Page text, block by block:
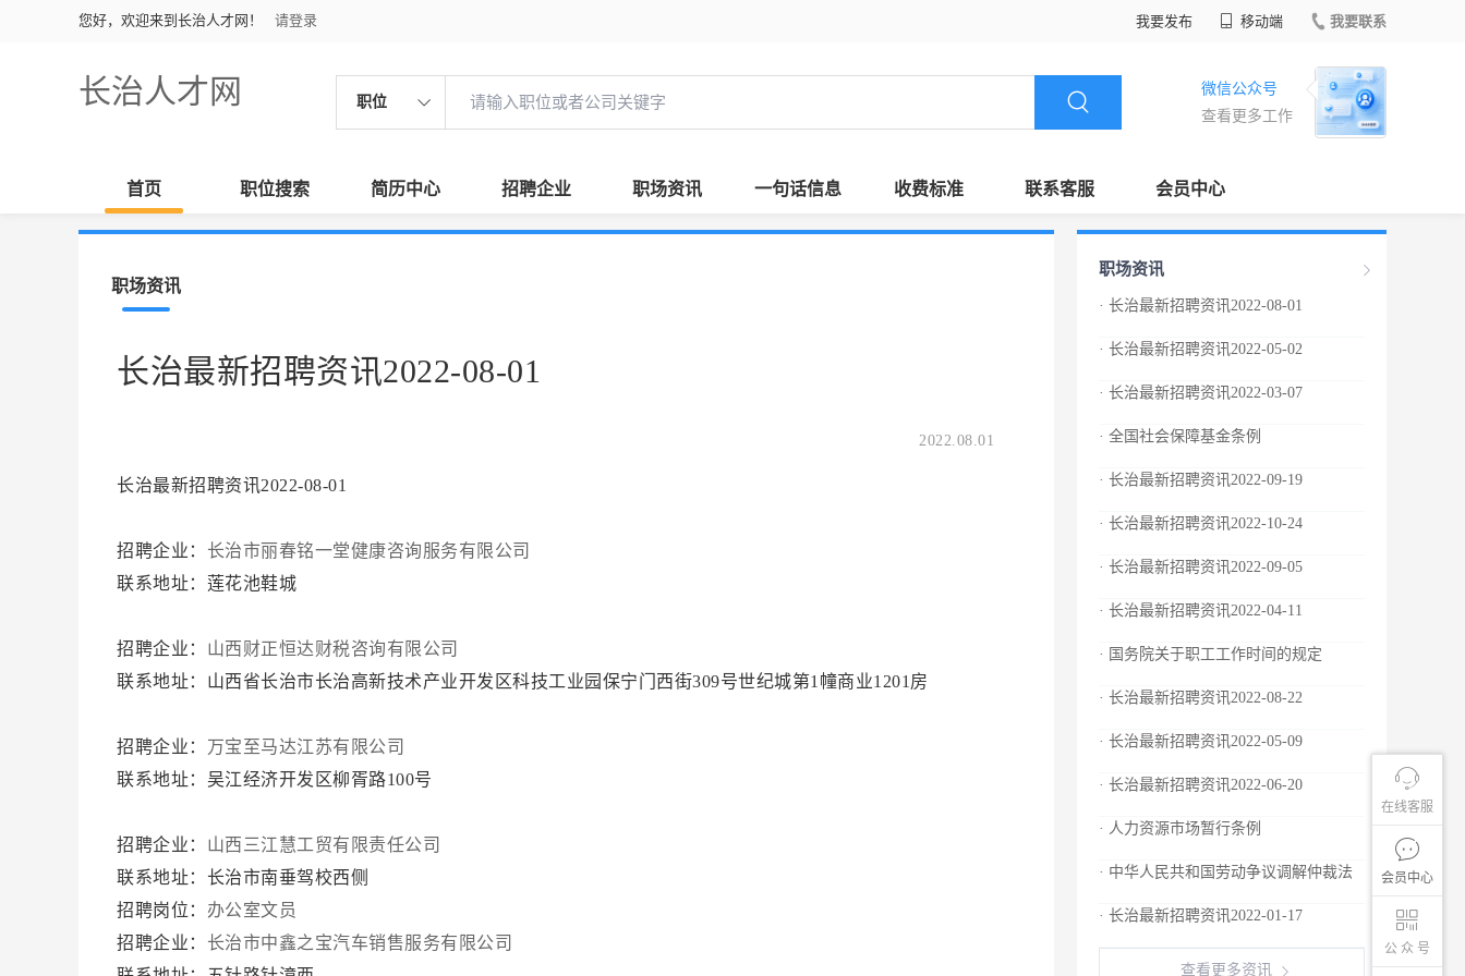
您好，欢迎来到长治人才网！ 请登录 我要发布 移动端 我要联系
长治人才网 职位
微信公众号
查看更多工作
首页 职位搜索 简历中心 招聘企业 职场资讯 一句话信息 收费标准 联系客服 会员中心
在线客服
会员中心
公 众 号
职场资讯
长治最新招聘资讯2022-08-01
2022.08.01
长治最新招聘资讯2022-08-01
招聘企业： 长治市丽春铭一堂健康咨询服务有限公司
联系地址：莲花池鞋城
招聘企业： 山西财正恒达财税咨询有限公司
联系地址：山西省长治市长治高新技术产业开发区科技工业园保宁门西街309号世纪城第1幢商业1201房
招聘企业： 万宝至马达江苏有限公司
联系地址：吴江经济开发区柳胥路100号
招聘企业： 山西三江慧工贸有限责任公司
联系地址：长治市南垂驾校西侧
招聘岗位： 办公室文员
招聘企业： 长治市中鑫之宝汽车销售服务有限公司
职场资讯
· 长治最新招聘资讯2022-08-01
· 长治最新招聘资讯2022-05-02
· 长治最新招聘资讯2022-03-07
· 全国社会保障基金条例
· 长治最新招聘资讯2022-09-19
· 长治最新招聘资讯2022-10-24
· 长治最新招聘资讯2022-09-05
· 长治最新招聘资讯2022-04-11
· 国务院关于职工工作时间的规定
· 长治最新招聘资讯2022-08-22
· 长治最新招聘资讯2022-05-09
· 长治最新招聘资讯2022-06-20
· 人力资源市场暂行条例
· 中华人民共和国劳动争议调解仲裁法
· 长治最新招聘资讯2022-01-17
查看更多资讯